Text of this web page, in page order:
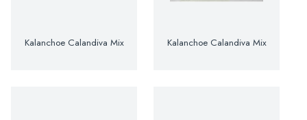
Kalanchoe Calandiva Mix Kalanchoe Calandiva Mix